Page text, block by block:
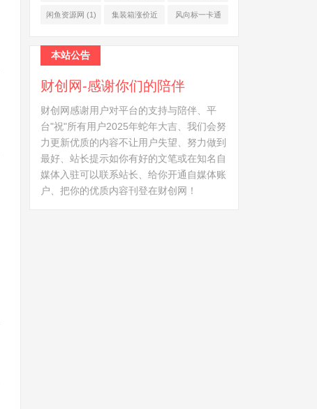
景(1) (1) 顺(1)
闲鱼资源网 (1) 集装箱涨价近 风向标一卡通
本站公告
财创网-感谢你们的陪伴
财创网感谢用户对平台的支持与陪伴、平
台"祝"所有用户2025年蛇年大吉、我们会努
力更新优质的内容不让用户失望、努力做到
最好、站长提示如你有好的文笔或在知名自
媒体入驻可以联系站长、给你开通自媒体账
户、把你的优质内容刊登在财创网！